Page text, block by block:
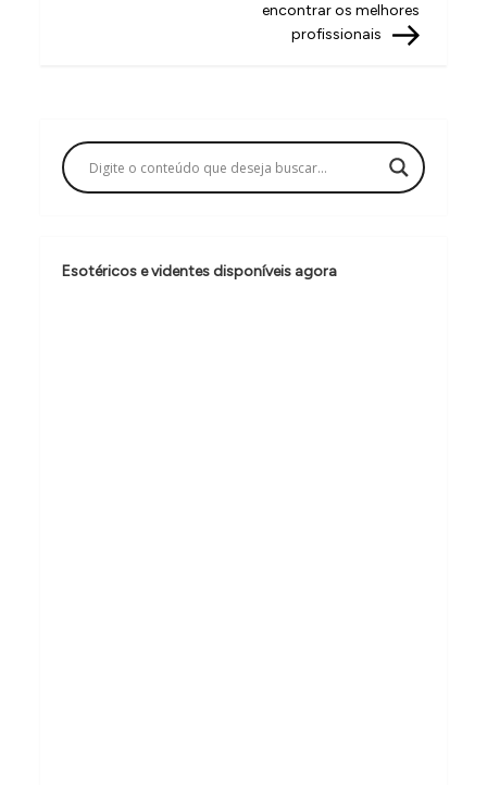
ç
ã
o
e
encontrar os melhores
profissionais
Esotéricos e videntes disponíveis agora